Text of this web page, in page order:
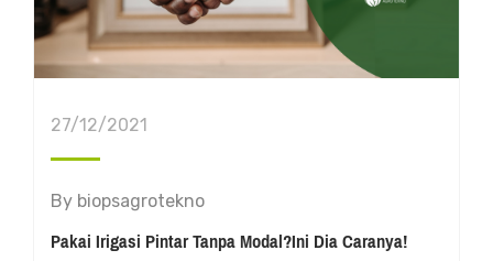
27/12/2021
By biopsagrotekno
Pakai Irigasi Pintar Tanpa Modal?Ini Dia Caranya!